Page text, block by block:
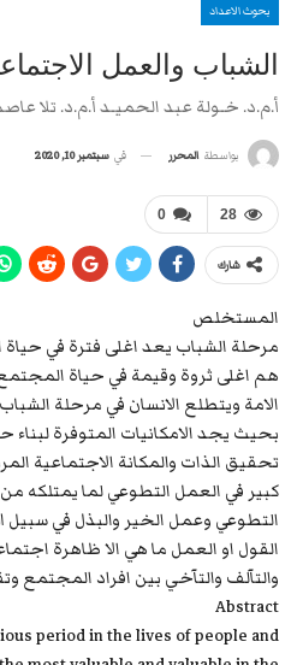
بحوث الاعداد
الشباب والعمل
أ.م.د. خـولة عبد الحميـد أ.م.د. تلا
بواسطة المحرر في سبتمبر 10, 2020
0 28
شارك
المستخلص
مرحلة الشباب يعد اغلى فترة في حياة
هم اغلى ثروة وقيمة في حياة
الامة ويتطلع الانسان في مرحلة
بحيث يجد الامكانيات المتوفرة
تحقيق الذات والمكانة الاجتماعية
كبير في العمل التطوعي لما يمتلكه
التطوعي وعمل الخير والبذل في سبيل
القول او العمل ما هي الا ظاهرة
والتآلف والتآخي بين افراد المجتمع
Abstract
period in the lives of people and